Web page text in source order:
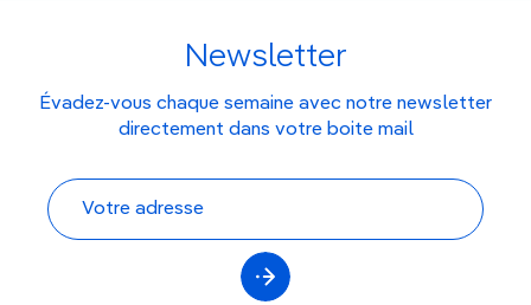
Newsletter
Évadez-vous chaque semaine avec notre newsletter
directement dans votre boite mail